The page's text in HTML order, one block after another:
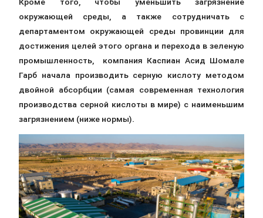
окружающей среды, а также сотрудничать с
департаментом окружающей среды провинции для
достижения целей этого органа и перехода в зеленую
промышленность, компания Каспиан Асид Шомале
Гарб начала производить серную кислоту методом
двойной абсорбции (самая современная технология
производства серной кислоты в мире) с наименьшим
загрязнением (ниже нормы).